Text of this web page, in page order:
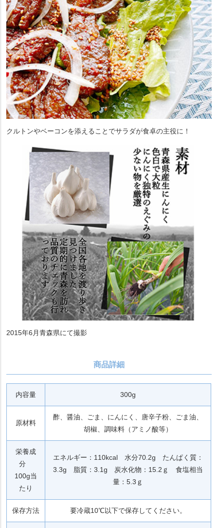
クルトンやベーコンを添えることでサラダが食卓の主役に！
2015年6月青森県にて撮影
商品詳細
内容量 300g
原材料
酢、醤油、ごま、にんにく、唐辛子粉、ごま油、
胡椒、調味料（アミノ酸等）
栄養成
分
100g当
たり
エネルギー：110kcal 水分70.2g たんぱく質：
3.3g 脂質：3.1g 炭水化物：15.2ｇ 食塩相当
量：5.3ｇ
保存方法 要冷蔵10℃以下で保存してください。